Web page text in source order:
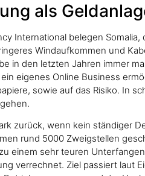
als
International belegen
Windaufkommen und
in den letzten Jahren immer
eigenes Online Business
sowie auf das Risiko. In
zurück, wenn kein
rund 5000 Zweigstellen
einem sehr teuren
verrechnet. Ziel passiert